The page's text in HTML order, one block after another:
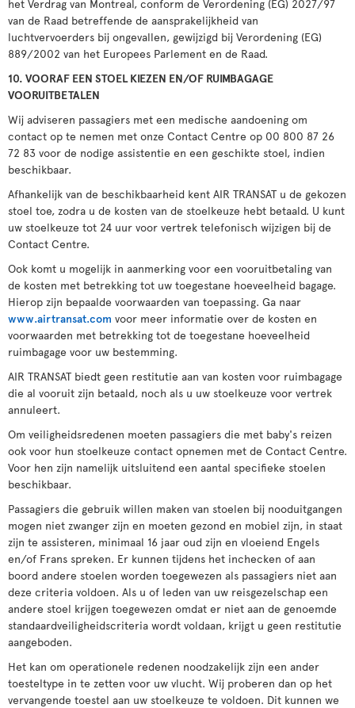
het Verdrag van Montreal, conform de Verordening (EG) 2027/97
van de Raad betreffende de aansprakelijkheid van
luchtvervoerders bij ongevallen, gewijzigd bij Verordening (EG)
889/2002 van het Europees Parlement en de Raad.
10. VOORAF EEN STOEL KIEZEN EN/OF RUIMBAGAGE
VOORUITBETALEN
Wij adviseren passagiers met een medische aandoening om
contact op te nemen met onze Contact Centre op 00 800 87 26
72 83 voor de nodige assistentie en een geschikte stoel, indien
beschikbaar.
Afhankelijk van de beschikbaarheid kent AIR TRANSAT u de gekozen
stoel toe, zodra u de kosten van de stoelkeuze hebt betaald. U kunt
uw stoelkeuze tot 24 uur voor vertrek telefonisch wijzigen bij de
Contact Centre.
Ook komt u mogelijk in aanmerking voor een vooruitbetaling van
de kosten met betrekking tot uw toegestane hoeveelheid bagage.
Hierop zijn bepaalde voorwaarden van toepassing. Ga naar
www.airtransat.com voor meer informatie over de kosten en
voorwaarden met betrekking tot de toegestane hoeveelheid
ruimbagage voor uw bestemming.
AIR TRANSAT biedt geen restitutie aan van kosten voor ruimbagage
die al vooruit zijn betaald, noch als u uw stoelkeuze voor vertrek
annuleert.
Om veiligheidsredenen moeten passagiers die met baby's reizen
ook voor hun stoelkeuze contact opnemen met de Contact Centre.
Voor hen zijn namelijk uitsluitend een aantal specifieke stoelen
beschikbaar.
Passagiers die gebruik willen maken van stoelen bij nooduitgangen
mogen niet zwanger zijn en moeten gezond en mobiel zijn, in staat
zijn te assisteren, minimaal 16 jaar oud zijn en vloeiend Engels
en/of Frans spreken. Er kunnen tijdens het inchecken of aan
boord andere stoelen worden toegewezen als passagiers niet aan
deze criteria voldoen. Als u of leden van uw reisgezelschap een
andere stoel krijgen toegewezen omdat er niet aan de genoemde
standaardveiligheidscriteria wordt voldaan, krijgt u geen restitutie
aangeboden.
Het kan om operationele redenen noodzakelijk zijn een ander
toesteltype in te zetten voor uw vlucht. Wij proberen dan op het
vervangende toestel aan uw stoelkeuze te voldoen. Dit kunnen we